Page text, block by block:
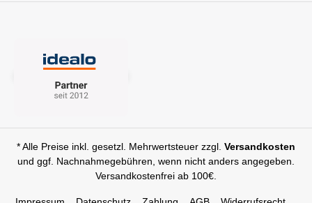
* Alle Preise inkl. gesetzl. Mehrwertsteuer zzgl. Versandkosten
und ggf. Nachnahmegebühren, wenn nicht anders angegeben.
Versandkostenfrei ab 100€.